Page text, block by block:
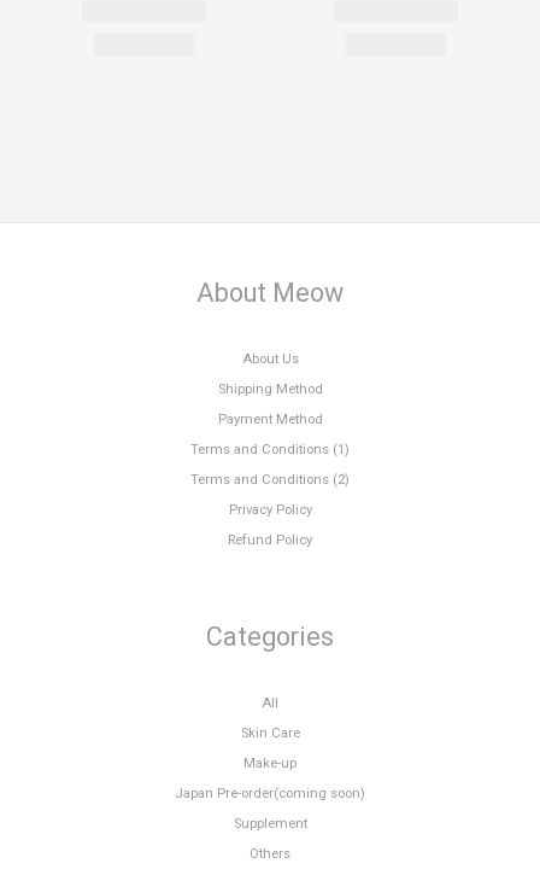
About Meow
About Us
Shipping Method
Payment Method
Terms and Conditions (1)
Terms and Conditions (2)
Privacy Policy
Refund Policy
Categories
All
Skin Care
Make-up
Japan Pre-order(coming soon)
Supplement
Others